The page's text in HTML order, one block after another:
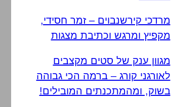
מרדכי קירשנבוים – זמר חסידי,
מקפיץ ומרגש וכתיבת מצגות
מגוון ענק של סטים מקצבים
לאורגני קורג – ברמה הכי גבוהה
בשוק, ומהמתכנתים המובילים!